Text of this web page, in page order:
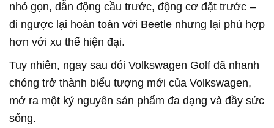
nhỏ gọn, dẫn động cầu trước, động cơ đặt trước –
đi ngược lại hoàn toàn với Beetle nhưng lại phù hợp
hơn với xu thế hiện đại.
Tuy nhiên, ngay sau đói Volkswagen Golf đã nhanh
chóng trở thành biểu tượng mới của Volkswagen,
mở ra một kỷ nguyên sản phẩm đa dạng và đầy sức
sống.